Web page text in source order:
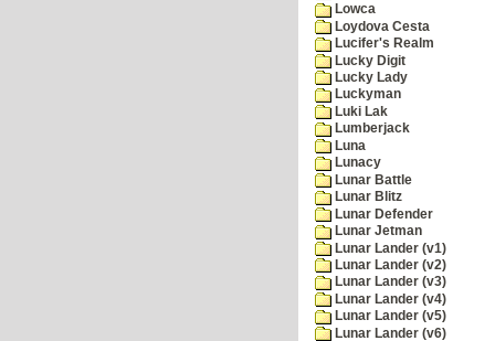
Lowca
Loydova Cesta
Lucifer's Realm
Lucky Digit
Lucky Lady
Luckyman
Luki Lak
Lumberjack
Luna
Lunacy
Lunar Battle
Lunar Blitz
Lunar Defender
Lunar Jetman
Lunar Lander (v1)
Lunar Lander (v2)
Lunar Lander (v3)
Lunar Lander (v4)
Lunar Lander (v5)
Lunar Lander (v6)